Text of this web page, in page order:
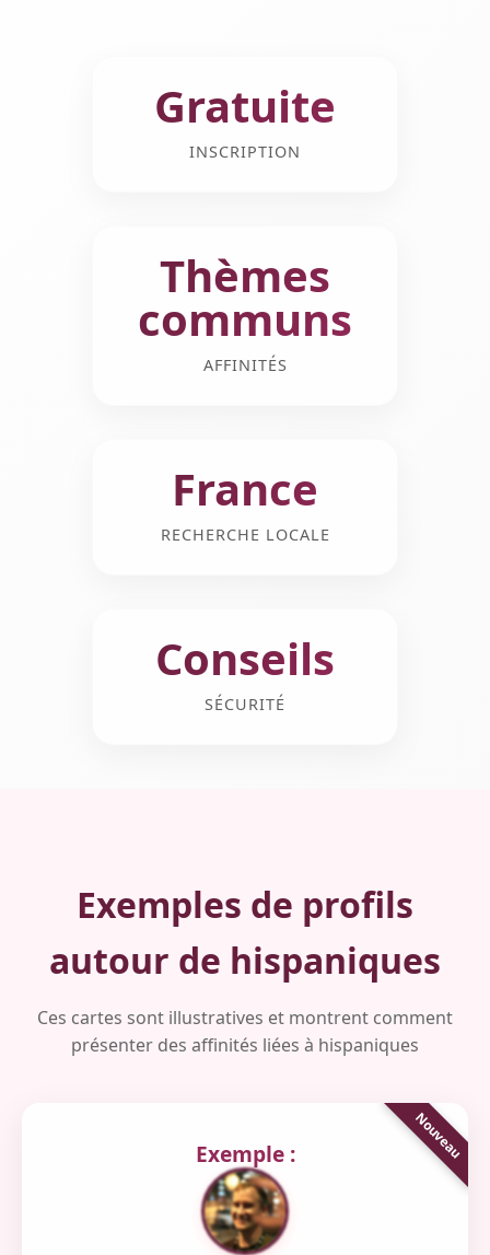
Gratuite
INSCRIPTION
Thèmes
communs
AFFINITÉS
France
RECHERCHE LOCALE
Conseils
SÉCURITÉ
Exemples de profils
autour de hispaniques
Ces cartes sont illustratives et montrent comment
présenter des affinités liées à hispaniques
Exemple :